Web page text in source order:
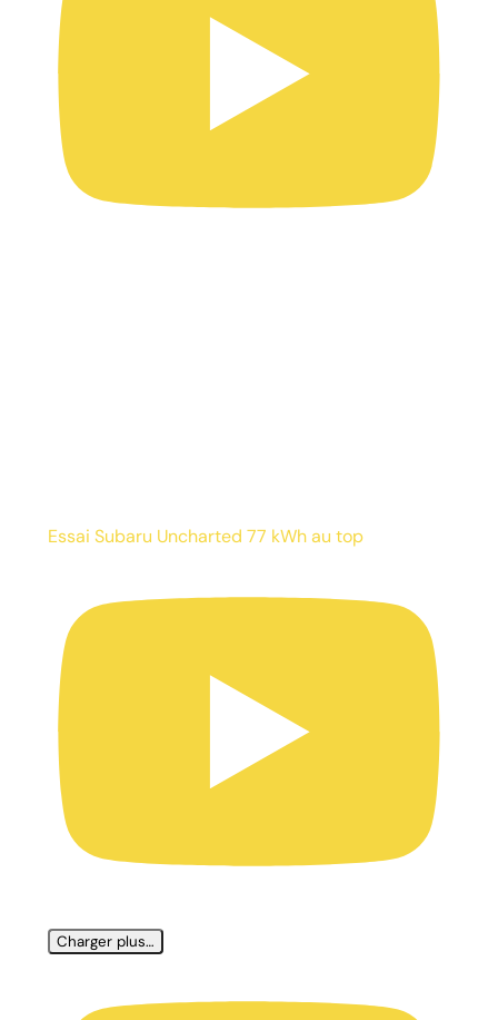
Essai Subaru Uncharted 77 kWh au top
Charger plus…